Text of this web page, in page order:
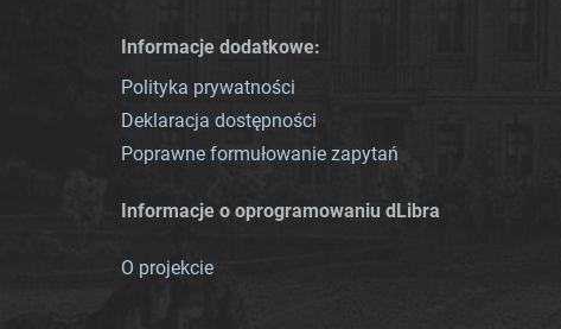
Informacje dodatkowe:
Polityka prywatności
Deklaracja dostępności
Poprawne formułowanie zapytań
Informacje o oprogramowaniu dLibra
O projekcie